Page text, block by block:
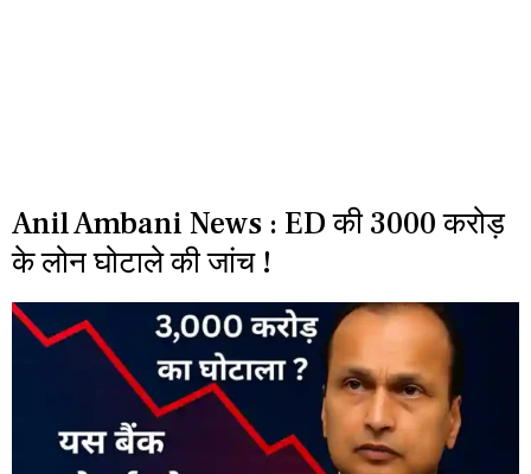
Anil Ambani News : ED की 3000 करोड़
के लोन घोटाले की जांच !